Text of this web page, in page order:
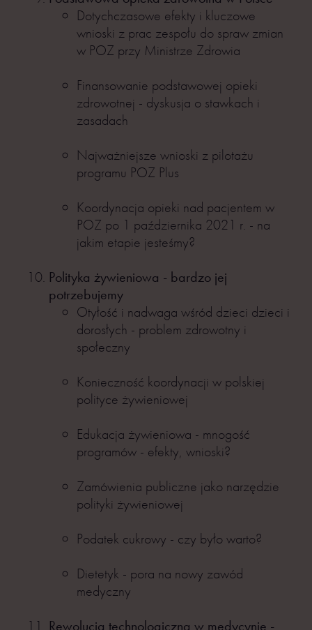
Dotychczasowe efekty i kluczowe
wnioski z prac zespołu do spraw zmian
w POZ przy Ministrze Zdrowia
Finansowanie podstawowej opieki
zdrowotnej - dyskusja o stawkach i
zasadach
Najważniejsze wnioski z pilotażu
programu POZ Plus
Koordynacja opieki nad pacjentem w
POZ po 1 października 2021 r. - na
jakim etapie jesteśmy?
Polityka żywieniowa - bardzo jej
potrzebujemy
Otyłość i nadwaga wśród dzieci dzieci i
dorosłych - problem zdrowotny i
społeczny
Konieczność koordynacji w polskiej
polityce żywieniowej
Edukacja żywieniowa - mnogość
programów - efekty, wnioski?
Zamówienia publiczne jako narzędzie
polityki żywieniowej
Podatek cukrowy - czy było warto?
Dietetyk - pora na nowy zawód
medyczny
Rewolucja technologiczna w medycynie -